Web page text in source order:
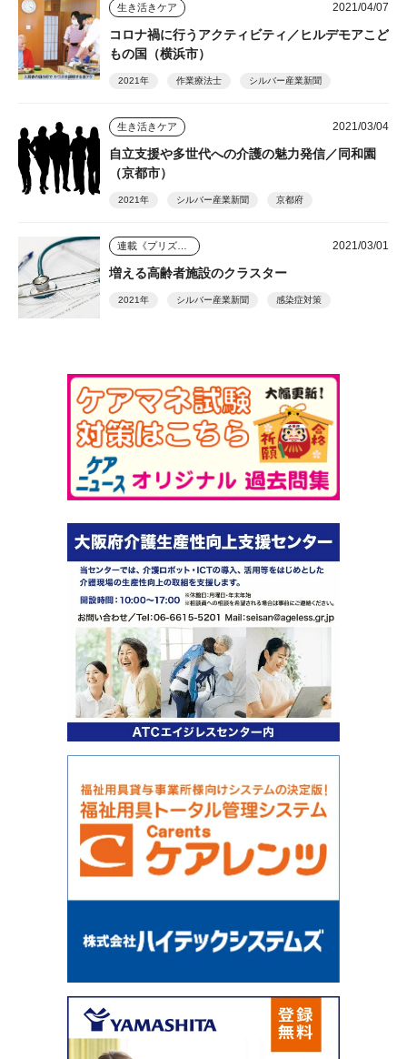
生き活きケア 2021/04/07
コロナ禍に行うアクティビティ／ヒルデモアこど
もの国（横浜市）
2021年 作業療法士 シルバー産業新聞
生き活きケア 2021/03/04
自立支援や多世代への介護の魅力発信／同和園
（京都市）
2021年 シルバー産業新聞 京都府
連載《プリズム》 2021/03/01
増える高齢者施設のクラスター
2021年 シルバー産業新聞 感染症対策